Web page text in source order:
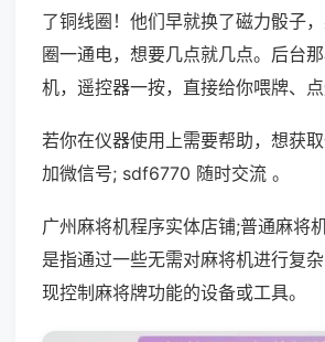
了铜线圈！他们早就换了磁力骰子
圈一通电，想要几点就几点。后台
机，遥控器一按，直接给你喂牌、点
若你在仪器使用上需要帮助，想获
加微信号; sdf6770 随时交流 。
广州麻将机程序实体店铺;普通麻将
是指通过一些无需对麻将机进行复
现控制麻将牌功能的设备或工具。